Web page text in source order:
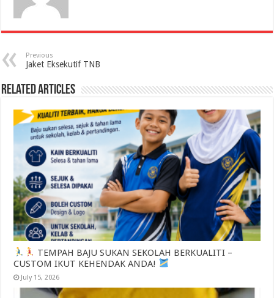
Previous
Jaket Eksekutif TNB
Related Articles
TEMPAH BAJU SUKAN SEKOLAH BERKUALITI –
CUSTOM IKUT KEHENDAK ANDA!
July 15, 2026